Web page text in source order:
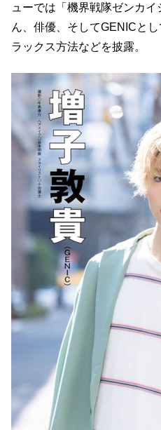
ューでは「機界戦隊ゼンカ
ん、俳優、そしてGENICと
ラックス方法などを披露。